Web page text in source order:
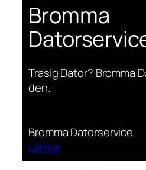
Bromma
Trasig Dator? Bromma
den.
Bromma Datorservice
Länkar